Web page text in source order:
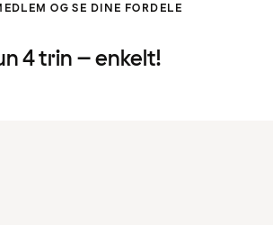
OG SE DINE FORDELE
4 trin – enkelt!